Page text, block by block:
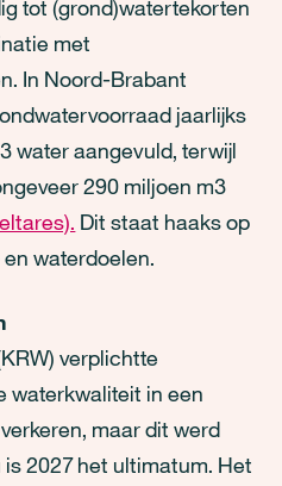
tot (grond)watertekorten
met
In Noord-Brabant
jaarlijks
water aangevuld, terwijl
290 miljoen m3
Dit staat haaks op
waterdoelen.
verplichtte
waterkwaliteit in een
maar dit werd
2027 het ultimatum. Het